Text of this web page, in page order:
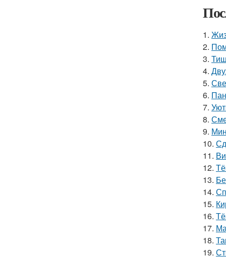
1.
2.
3.
4.
5.
6.
7.
8.
9.
10.
11.
12.
13.
14.
15.
16.
17.
18.
19.